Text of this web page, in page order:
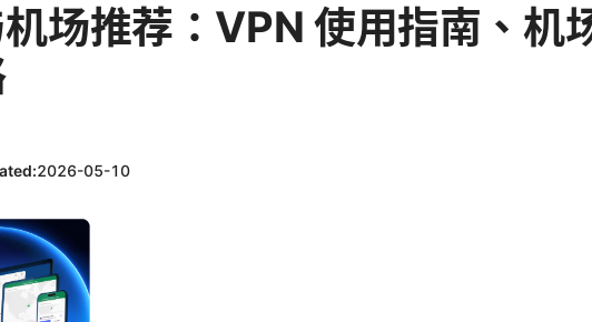
场推荐：VPN 使用指南、机
2026-05-10